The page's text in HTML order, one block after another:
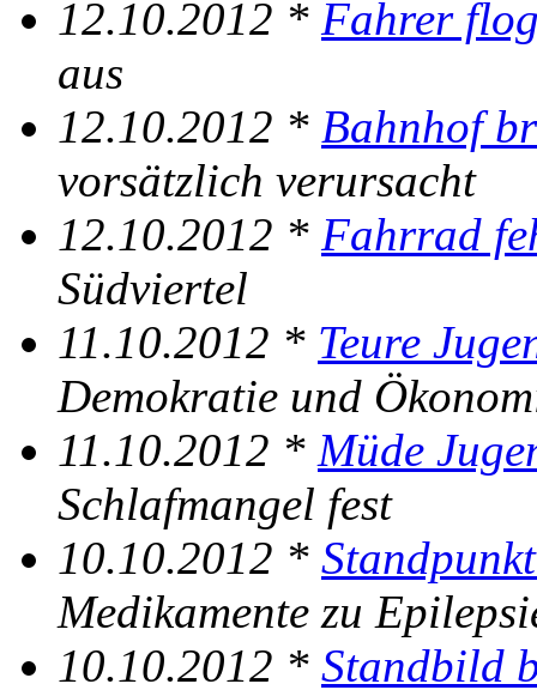
12.10.2012 * Fahrer
aus
12.10.2012 * Bahnhof
vorsätzlich verursacht
12.10.2012 * Fahrrad
Südviertel
11.10.2012 * Teure
Demokratie und
11.10.2012 * Müde
Schlafmangel fest
10.10.2012 *
Medikamente zu
10.10.2012 * Standbild